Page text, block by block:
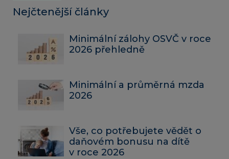
Nejčtenější články
Minimální zálohy OSVČ v roce
2026 přehledně
Minimální a průměrná mzda
2026
Vše, co potřebujete vědět o
daňovém bonusu na dítě
v roce 2026